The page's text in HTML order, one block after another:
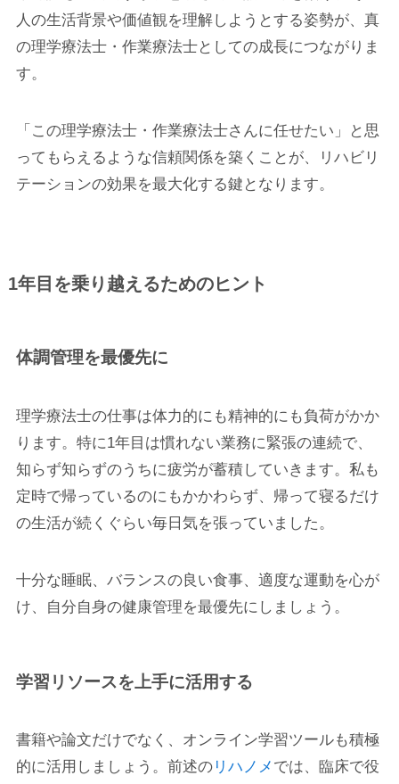
人の生活背景や価値観を理解しようとする姿勢が、真
の理学療法士・作業療法士としての成長につながりま
す。
「この理学療法士・作業療法士さんに任せたい」と思
ってもらえるような信頼関係を築くことが、リハビリ
テーションの効果を最大化する鍵となります。
1年目を乗り越えるためのヒント
体調管理を最優先に
理学療法士の仕事は体力的にも精神的にも負荷がかか
ります。特に1年目は慣れない業務に緊張の連続で、
知らず知らずのうちに疲労が蓄積していきます。私も
定時で帰っているのにもかかわらず、帰って寝るだけ
の生活が続くぐらい毎日気を張っていました。
十分な睡眠、バランスの良い食事、適度な運動を心が
け、自分自身の健康管理を最優先にしましょう。
学習リソースを上手に活用する
書籍や論文だけでなく、オンライン学習ツールも積極
的に活用しましょう。前述のリハノメ では、臨床で役